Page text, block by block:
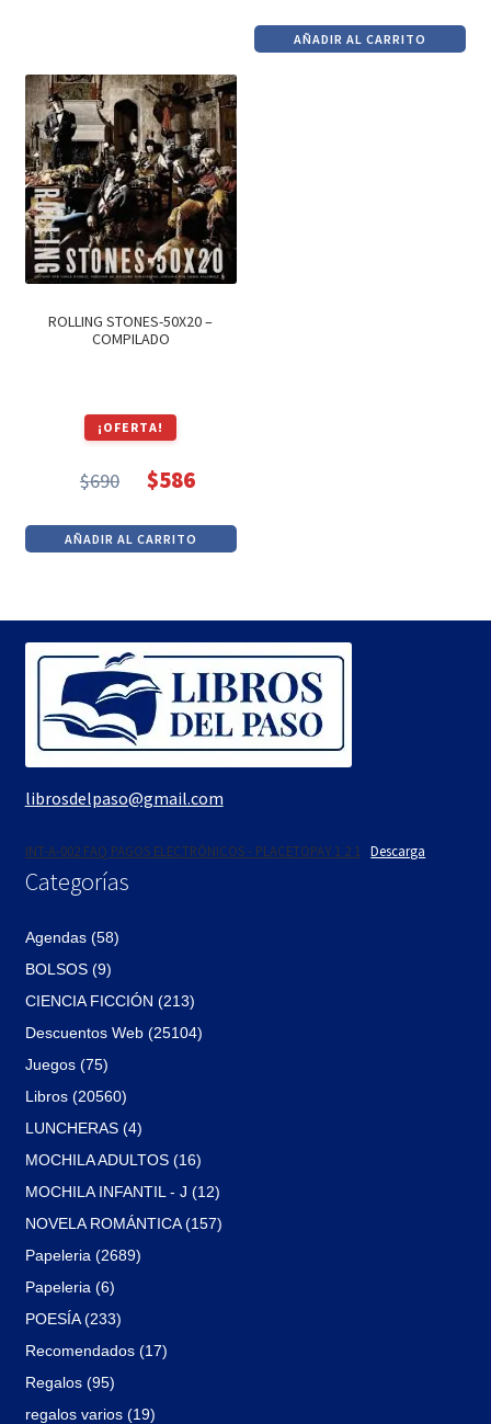
precio
original
precio
actual
AÑADIR AL CARRITO
ROLLING STONES-50X20 –
COMPILADO
¡OFERTA!
$690
precio
original
$586
precio
actual
AÑADIR AL CARRITO
librosdelpaso@gmail.com
INT-A-002 FAQ PAGOS ELECTRÓNICOS - PLACETOPAY 1 2 1 Descarga
Categorías
Agendas (58)
BOLSOS (9)
CIENCIA FICCIÓN (213)
Descuentos Web (25104)
Juegos (75)
Libros (20560)
LUNCHERAS (4)
MOCHILA ADULTOS (16)
MOCHILA INFANTIL - J (12)
NOVELA ROMÁNTICA (157)
Papeleria (2689)
Papeleria (6)
POESÍA (233)
Recomendados (17)
Regalos (95)
regalos varios (19)